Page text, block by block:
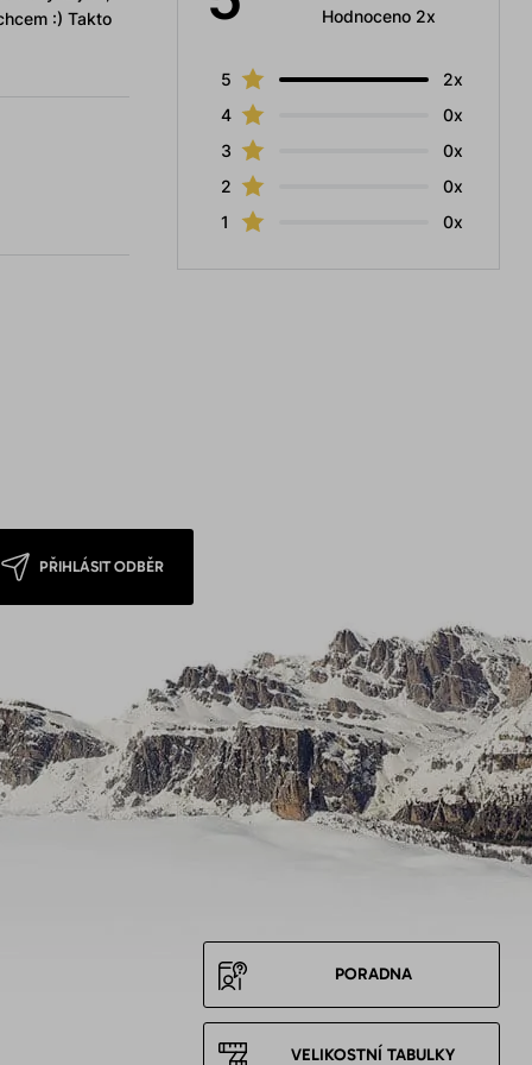
Hodnoceno 2x
5
2x
4
0x
3
0x
2
0x
1
0x
:) Takto
PŘIHLÁSIT ODBĚR
PORADNA
VELIKOSTNÍ TABULKY